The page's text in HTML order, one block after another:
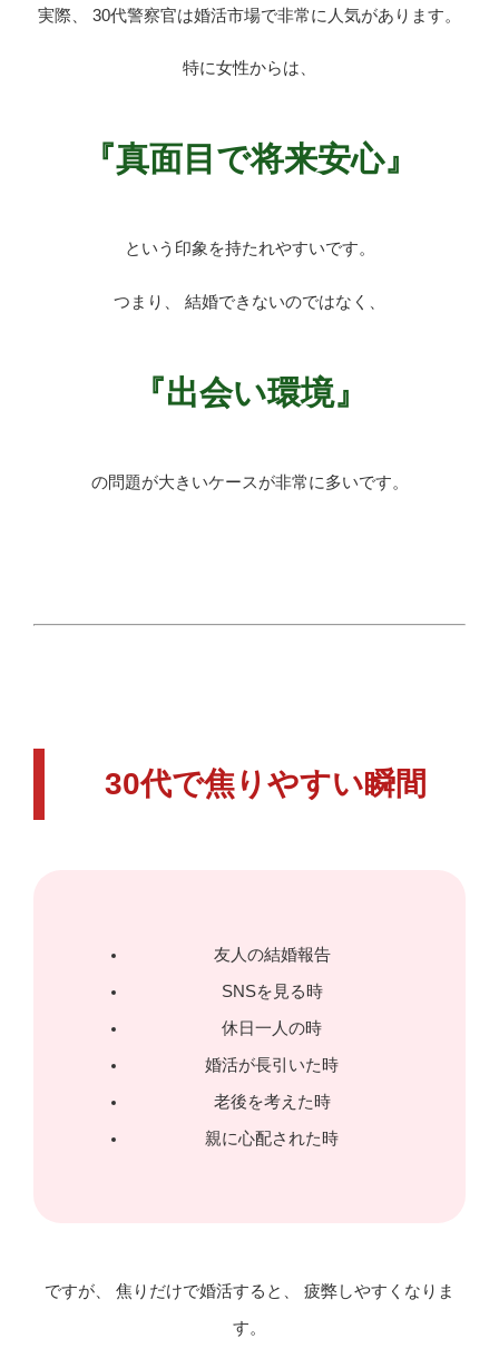
実際、 30代警察官は婚活市場で非常に人気があります。
特に女性からは、
『真面目で将来安心』
という印象を持たれやすいです。
つまり、 結婚できないのではなく、
『出会い環境』
の問題が大きいケースが非常に多いです。
30代で焦りやすい瞬間
友人の結婚報告
SNSを見る時
休日一人の時
婚活が長引いた時
老後を考えた時
親に心配された時
ですが、 焦りだけで婚活すると、 疲弊しやすくなりま
す。